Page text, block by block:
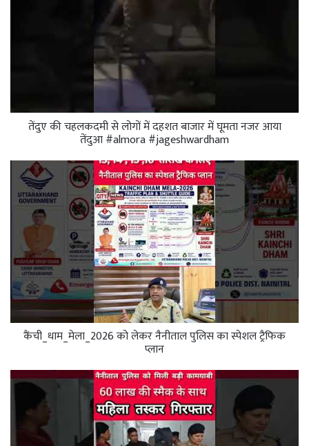
तेंदुए की चहलकदमी से लोगों में दहशत बाजार में घूमता नजर आया
तेंदुआ #almora #jageshwardham
कैंची_धाम_मेला_2026 को लेकर नैनीताल पुलिस का स्पेशल ट्रैफिक
प्लान